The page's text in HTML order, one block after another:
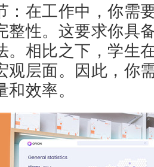
：在工作中，你需
整性。这要求你具
。相比之下，学生
观层面。因此，你
效率。